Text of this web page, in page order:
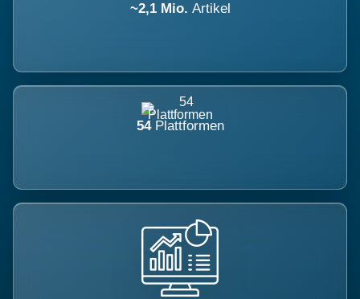
~2,1 Mio. Artikel
54 Plattformen